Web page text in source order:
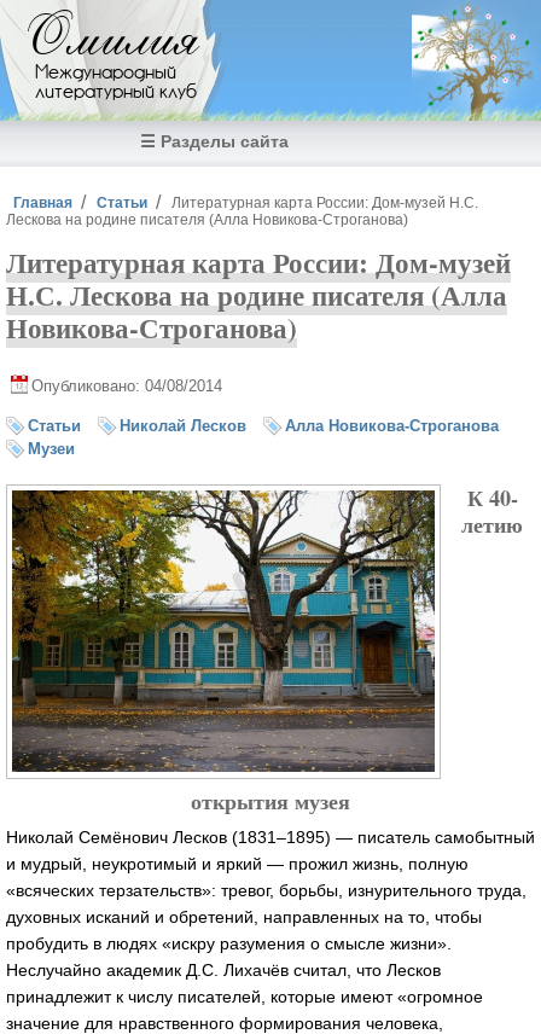
Перейти к основному содержанию
Омилия
Международный
литературный клуб
☰ Разделы сайта
Вы здесь
Главная Статьи
Литературная карта России: Дом-музей Н.С.
Лескова на родине писателя (Алла Новикова-Строганова)
Литературная карта России: Дом-музей
Н.С. Лескова на родине писателя (Алла
Новикова-Строганова)
Опубликовано: 04/08/2014
Статьи Николай Лесков
Алла Новикова-Строганова
Музеи
К 40-
летию
открытия музея
Николай Семёнович Лесков (1831–1895) — писатель самобытный
и мудрый, неукротимый и яркий — прожил жизнь, полную
«всяческих терзательств»: тревог, борьбы, изнурительного труда,
духовных исканий и обретений, направленных на то, чтобы
пробудить в людях «искру разумения о смысле жизни».
Неслучайно академик Д.С. Лихачёв считал, что Лесков
принадлежит к числу писателей, которые имеют «огромное
значение для нравственного формирования человека,